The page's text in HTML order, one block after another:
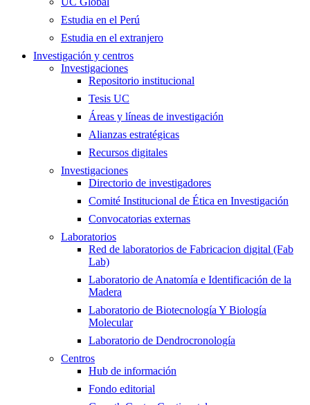
Estudia en el Perú
Estudia en el extranjero
Investigación y centros
Investigaciones
Repositorio institucional
Tesis UC
Áreas y líneas de investigación
Alianzas estratégicas
Recursos digitales
Investigaciones
Directorio de investigadores
Comité Institucional de Ética en Investigación
Convocatorias externas
Laboratorios
Red de laboratorios de Fabricacion digital (Fab
Lab)
Laboratorio de Anatomía e Identificación de la
Madera
Laboratorio de Biotecnología Y Biología
Molecular
Laboratorio de Dendrocronología
Centros
Hub de información
Fondo editorial